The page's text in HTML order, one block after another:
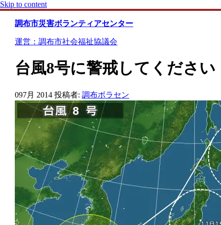
Skip to content
調布市災害ボランティアセンター
運営：調布市社会福祉協議会
台風8号に警戒してください
097月 2014 投稿者: 調布ボラセン